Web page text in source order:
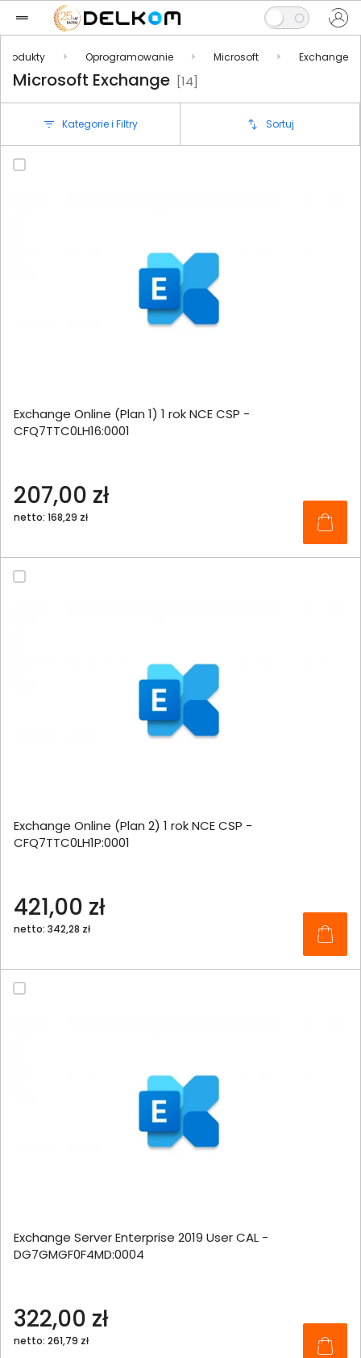
Produkty Oprogramowanie Microsoft Exchange
Microsoft Exchange [14]
Kategorie i Filtry Sortuj
Exchange Online (Plan 1) 1 rok NCE CSP -
CFQ7TTC0LH16:0001
207,00 zł
netto: 168,29 zł
Exchange Online (Plan 2) 1 rok NCE CSP -
CFQ7TTC0LH1P:0001
421,00 zł
netto: 342,28 zł
Exchange Server Enterprise 2019 User CAL -
DG7GMGF0F4MD:0004
322,00 zł
netto: 261,79 zł